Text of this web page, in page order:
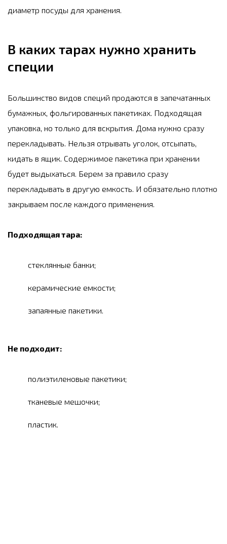
диаметр посуды для хранения.
В каких тарах нужно хранить
специи
Большинство видов специй продаются в запечатанных
бумажных, фольгированных пакетиках. Подходящая
упаковка, но только для вскрытия. Дома нужно сразу
перекладывать. Нельзя отрывать уголок, отсыпать,
кидать в ящик. Содержимое пакетика при хранении
будет выдыхаться. Берем за правило сразу
перекладывать в другую емкость. И обязательно плотно
закрываем после каждого применения.
Подходящая тара:
стеклянные банки;
керамические емкости;
запаянные пакетики.
Не подходит:
полиэтиленовые пакетики;
тканевые мешочки;
пластик.